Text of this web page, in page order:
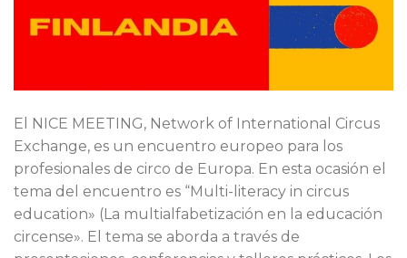
El NICE MEETING, Network of International Circus
Exchange, es un encuentro europeo para los
profesionales de circo de Europa. En esta ocasión el
tema del encuentro es “Multi-literacy in circus
education» (La multialfabetización en la educación
circense». El tema se aborda a través de